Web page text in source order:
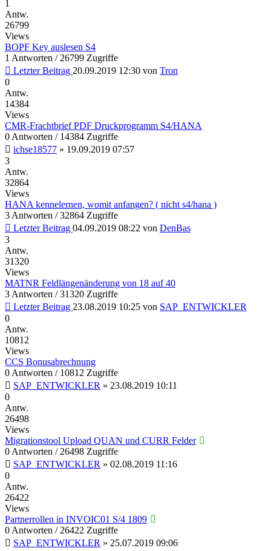
1
Antw.
26799
Views
BOPF Key auslesen S4
1 Antworten / 26799 Zugriffe
Letzter Beitrag 20.09.2019 12:30 von Tron
0
Antw.
14384
Views
CMR-Frachtbrief PDF Druckprogramm S4/HANA
0 Antworten / 14384 Zugriffe
ichse18577 » 19.09.2019 07:57
3
Antw.
32864
Views
HANA kennelernen, womit anfangen? ( nicht s4/hana )
3 Antworten / 32864 Zugriffe
Letzter Beitrag 04.09.2019 08:22 von DenBas
3
Antw.
31320
Views
MATNR Feldlängenänderung von 18 auf 40
3 Antworten / 31320 Zugriffe
Letzter Beitrag 23.08.2019 10:25 von SAP_ENTWICKLER
0
Antw.
10812
Views
CCS Bonusabrechnung
0 Antworten / 10812 Zugriffe
SAP_ENTWICKLER » 23.08.2019 10:11
0
Antw.
26498
Views
Migrationstool Upload QUAN und CURR Felder
0 Antworten / 26498 Zugriffe
SAP_ENTWICKLER » 02.08.2019 11:16
0
Antw.
26422
Views
Partnerrollen in INVOIC01 S/4 1809
0 Antworten / 26422 Zugriffe
SAP_ENTWICKLER » 25.07.2019 09:06